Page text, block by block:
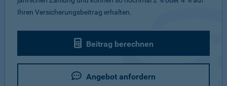
Ihren Versicherungsbeitrag erhalten.
Beitrag berechnen
Angebot anfordern